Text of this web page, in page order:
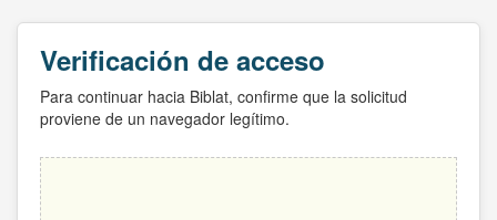
Verificación de acceso
Para continuar hacia Biblat, confirme que la solicitud
proviene de un navegador legítimo.